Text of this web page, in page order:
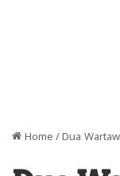
Home / Dua